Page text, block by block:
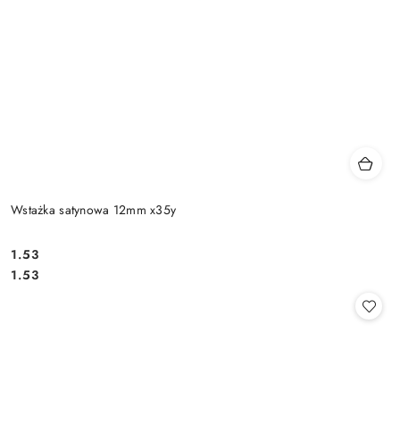
Wstażka satynowa 12mm x35y
Cena:
1.53
Cena:
1.53